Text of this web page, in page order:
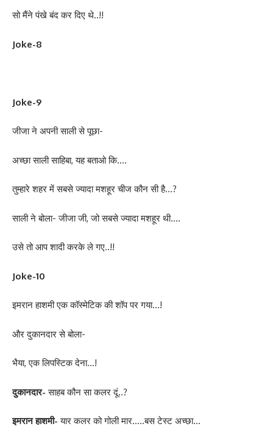
सो मैंने पंखे बंद कर दिए थे..!!
Joke-8
Joke-9
जीजा ने अपनी साली से पूछा-
अच्छा साली साहिबा, यह बताओ कि….
तुम्हारे शहर में सबसे ज्यादा मशहूर चीज कौन सी है…?
साली ने बोला- जीजा जी, जो सबसे ज्यादा मशहूर थी….
उसे तो आप शादी करके ले गए..!!
Joke-10
इमरान हाशमी एक कॉस्मेटिक की शॉप पर गया…!
और दुकानदार से बोला-
भैया, एक लिपस्टिक देना…!
दुकानदार- साहब कौन सा कलर दूं..?
इमरान हाशमी- यार कलर को गोली मार…..बस टेस्ट अच्छा…